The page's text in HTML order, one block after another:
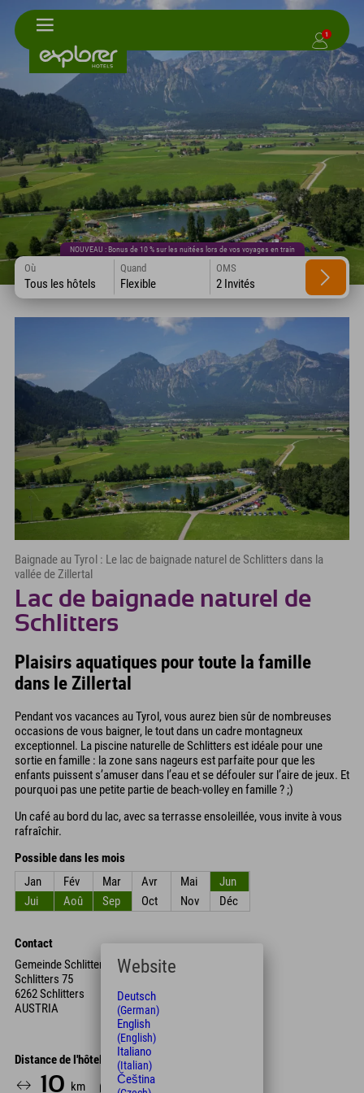
1
NOUVEAU : Bonus de 10 % sur les nuitées lors de vos voyages en train
Où
Tous les hôtels
Quand
Flexible
OMS
2 Invités
Baignade au Tyrol : Le lac de baignade naturel de Schlitters dans la
vallée de Zillertal
Lac de baignade naturel de
Schlitters
Plaisirs aquatiques pour toute la famille
dans le Zillertal
Pendant vos vacances au Tyrol, vous aurez bien sûr de nombreuses
occasions de vous baigner, le tout dans un cadre montagneux
exceptionnel. La piscine naturelle de Schlitters est idéale pour une
sortie en famille : la zone sans nageurs est parfaite pour que les
enfants puissent s’amuser dans l’eau et se défouler sur l’aire de jeux. Et
pourquoi pas une petite partie de beach-volley en famille ? ;)
Un café au bord du lac, avec sa terrasse ensoleillée, vous invite à vous
rafraîchir.
Possible dans les mois
Jan
Fév Mar Avr Mai
Jun
Jui
Aoû Sep Oct Nov Déc
Contact
Gemeinde Schlitters
Schlitters 75
6262 Schlitters
AUSTRIA
Distance de l'hôtel
10 km 12 Min.
Website
Deutsch
(German)
English
(English)
Italiano
(Italian)
Čeština